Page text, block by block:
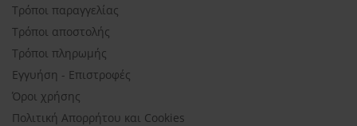
Τρόποι παραγγελίας
Τρόποι αποστολής
Τρόποι πληρωμής
Εγγυήση - Επιστροφές
Όροι χρήσης
Πολιτική Απορρήτου και Cookies